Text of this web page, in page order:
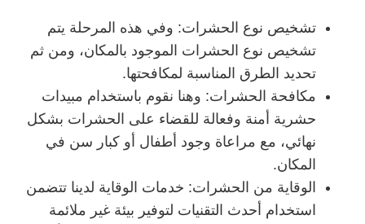
تشخيص نوع الحشرات: وفي هذه المرحلة يتم
تشخيص نوع الحشرات الموجود بالمكان، ومن ثم
تحديد الطرق المناسبة لمكافحتها.
مكافحة الحشرات: وهنا نقوم باستخدام مبيدات
حشرية أمنة وفعالة للقضاء على الحشرات بشكل
نهائي، مع مراعاة وجود أطفال أو كبار سن في
المكان.
الوقاية من الحشرات: خدمات الوقاية لدينا تتضمن
استخدام أحدث التقنيات لتوفير بيئة غير ملائمة